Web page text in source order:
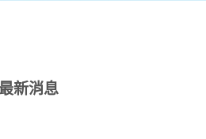
最新消息